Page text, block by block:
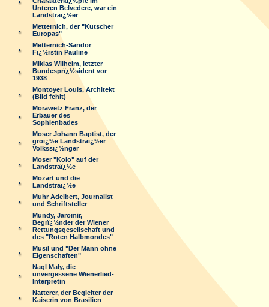
Unteren Belvedere, war ein
Landstraï¿½er
Metternich, der "Kutscher
Europas"
Metternich-Sandor
Fï¿½rstin Pauline
Miklas Wilhelm, letzter
Bundesprï¿½sident vor
1938
Montoyer Louis, Architekt
(Bild fehlt)
Morawetz Franz, der
Erbauer des
Sophienbades
Moser Johann Baptist, der
groï¿½e Landstraï¿½er
Volkssï¿½nger
Moser "Kolo" auf der
Landstraï¿½e
Mozart und die
Landstraï¿½e
Muhr Adelbert, Journalist
und Schriftsteller
Mundy, Jaromir,
Begrï¿½nder der Wiener
Rettungsgesellschaft und
des "Roten Halbmondes"
Musil und "Der Mann ohne
Eigenschaften"
Nagl Maly, die
unvergessene Wienerlied-
Interpretin
Natterer, der Begleiter der
Kaiserin von Brasilien